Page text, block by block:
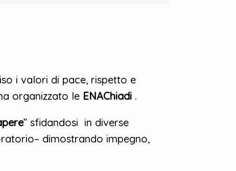
i valori di pace, rispetto e
organizzato le ENAChiadi .
” sfidandosi in diverse
dimostrando impegno,